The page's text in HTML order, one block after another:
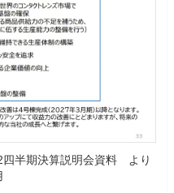
四半期決算説明会資料 より